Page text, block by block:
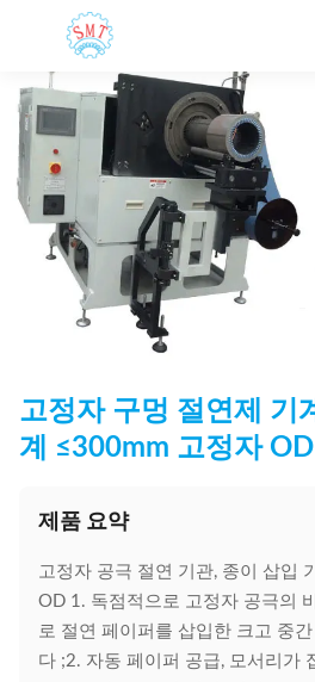
고정자 구멍 절연제 기
계 ≤300mm 고정자 OD
제품 요약
고정자 공극 절연 기관, 종이 삽입
OD 1. 독점적으로 고정자 공극의
로 절연 페이퍼를 삽입한 크고 중
다 ;2. 자동 페이퍼 공급, 모서리가